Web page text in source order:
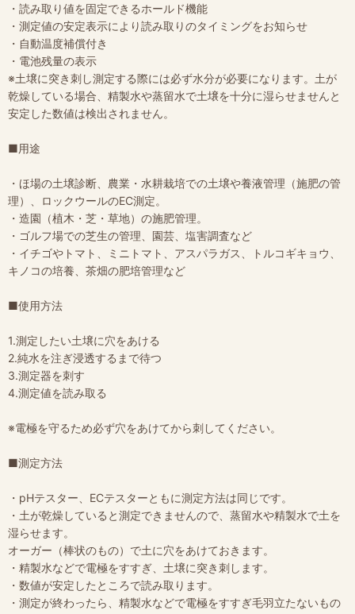
・読み取り値を固定できるホールド機能
・測定値の安定表示により読み取りのタイミングをお知らせ
・自動温度補償付き
・電池残量の表示
※土壌に突き刺し測定する際には必ず水分が必要になります。土が
乾燥している場合、精製水や蒸留水で土壌を十分に湿らせませんと
安定した数値は検出されません。
■用途
・ほ場の土壌診断、農業・水耕栽培での土壌や養液管理（施肥の管
理）、ロックウールのEC測定。
・造園（植木・芝・草地）の施肥管理。
・ゴルフ場での芝生の管理、園芸、塩害調査など
・イチゴやトマト、ミニトマト、アスパラガス、トルコギキョウ、
キノコの培養、茶畑の肥培管理など
■使用方法
1.測定したい土壌に穴をあける
2.純水を注ぎ浸透するまで待つ
3.測定器を刺す
4.測定値を読み取る
※電極を守るため必ず穴をあけてから刺してください。
■測定方法
・pHテスター、ECテスターともに測定方法は同じです。
・土が乾燥していると測定できませんので、蒸留水や精製水で土を
湿らせます。
オーガー（棒状のもの）で土に穴をあけておきます。
・精製水などで電極をすすぎ、土壌に突き刺します。
・数値が安定したところで読み取ります。
・測定が終わったら、精製水などで電極をすすぎ毛羽立たないもの